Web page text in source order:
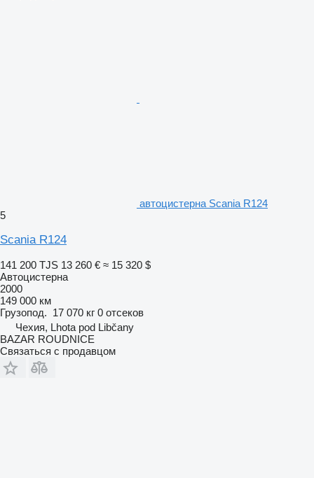
автоцистерна Scania R124
5
Scania R124
141 200 TJS 13 260 € ≈ 15 320 $
Автоцистерна
2000
149 000 км
Грузопод. 17 070 кг 0 отсеков
Чехия, Lhota pod Libčany
BAZAR ROUDNICE
Связаться с продавцом